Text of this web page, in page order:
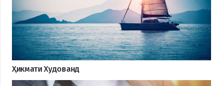
Ҳикмати Худованд